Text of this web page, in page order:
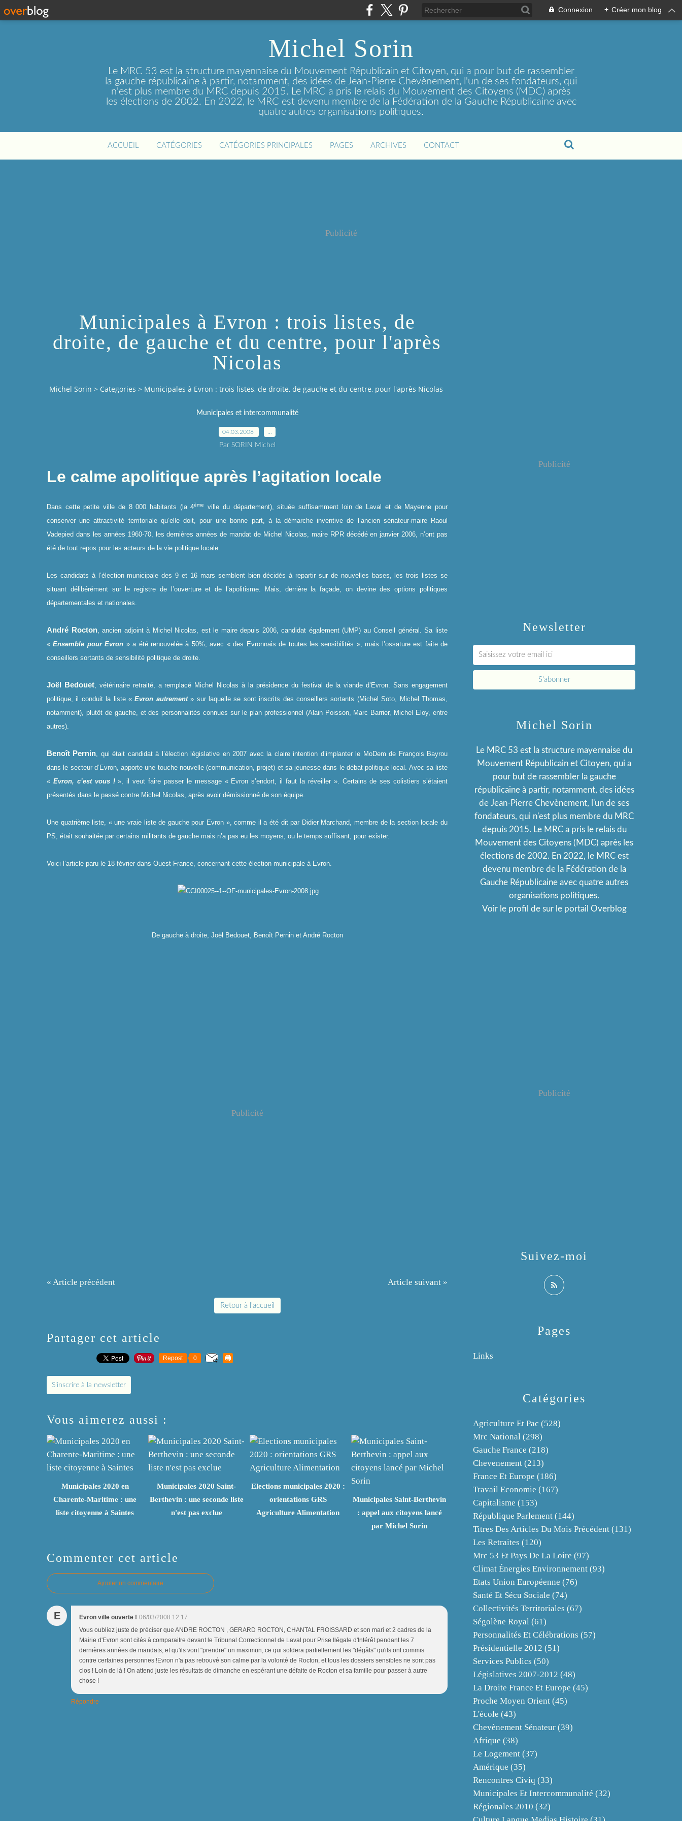
Connexion + Créer mon blog
Michel Sorin
Le MRC 53 est la structure mayennaise du Mouvement Républicain et Citoyen, qui a pour but de rassembler
la gauche républicaine à partir, notamment, des idées de Jean-Pierre Chevènement, l'un de ses fondateurs, qui
n'est plus membre du MRC depuis 2015. Le MRC a pris le relais du Mouvement des Citoyens (MDC) après
les élections de 2002. En 2022, le MRC est devenu membre de la Fédération de la Gauche Républicaine avec
quatre autres organisations politiques.
ACCUEIL CATÉGORIES CATÉGORIES PRINCIPALES PAGES ARCHIVES CONTACT
Publicité
Municipales à Evron : trois listes, de
droite, de gauche et du centre, pour l'après
Nicolas
Michel Sorin > Categories > Municipales à Evron : trois listes, de droite, de gauche et du centre, pour l'après Nicolas
Municipales et intercommunalité
04.03.2008
Par SORIN Michel
Le calme apolitique après l’agitation locale
Dans cette petite ville de 8 000 habitants (la 4ème
ville du département), située suffisamment loin de Laval et de Mayenne pour
conserver une attractivité territoriale qu’elle doit, pour une bonne part, à la démarche inventive de l’ancien sénateur-maire Raoul
Vadepied dans les années 1960-70, les dernières années de mandat de Michel Nicolas, maire RPR décédé en janvier 2006, n’ont pas
été de tout repos pour les acteurs de la vie politique locale.
Les candidats à l’élection municipale des 9 et 16 mars semblent bien décidés à repartir sur de nouvelles bases, les trois listes se
situant délibérément sur le registre de l’ouverture et de l’apolitisme. Mais, derrière la façade, on devine des options politiques
départementales et nationales.
André Rocton, ancien adjoint à Michel Nicolas, est le maire depuis 2006, candidat également (UMP) au Conseil général. Sa liste
«Ensemble pour Evron » a été renouvelée à 50%, avec « des Evronnais de toutes les sensibilités », mais l’ossature est faite de
conseillers sortants de sensibilité politique de droite.
Joël Bedouet, vétérinaire retraité, a remplacé Michel Nicolas à la présidence du festival de la viande d’Evron. Sans engagement
politique, il conduit la liste «Evron autrement» sur laquelle se sont inscrits des conseillers sortants (Michel Soto, Michel Thomas,
notamment), plutôt de gauche, et des personnalités connues sur le plan professionnel (Alain Poisson, Marc Barrier, Michel Eloy, entre
autres).
Benoît Pernin , qui était candidat à l’élection législative en 2007 avec la claire intention d’implanter le MoDem de François Bayrou
dans le secteur d’Evron, apporte une touche nouvelle (communication, projet) et sa jeunesse dans le débat politique local. Avec sa liste
« Evron, c’est vous !», il veut faire passer le message « Evron s’endort, il faut la réveiller ». Certains de ses colistiers s’étaient
présentés dans le passé contre Michel Nicolas, après avoir démissionné de son équipe.
Une quatrième liste, « une vraie liste de gauche pour Evron », comme il a été dit par Didier Marchand, membre de la section locale du
PS, était souhaitée par certains militants de gauche mais n’a pas eu les moyens, ou le temps suffisant, pour exister.
Voici l’article paru le 18 février dans Ouest-France, concernant cette élection municipale à Evron.
De gauche à droite, Joël Bedouet, Benoît Pernin et André Rocton
Publicité
« Article précédent Article suivant »
Retour à l'accueil
Partager cet article
Repost 0
S'inscrire à la newsletter
Vous aimerez aussi :
Municipales 2020 en
Charente-Maritime : une
liste citoyenne à Saintes
Municipales 2020 Saint-
Berthevin : une seconde liste
n'est pas exclue
Elections municipales 2020 :
orientations GRS
Agriculture Alimentation
Municipales Saint-Berthevin
: appel aux citoyens lancé
par Michel Sorin
Commenter cet article
Ajouter un commentaire
E Evron ville ouverte ! 06/03/2008 12:17
Vous oubliez juste de préciser que ANDRE ROCTON , GERARD ROCTON, CHANTAL FROISSARD et son mari et 2 cadres de la
Mairie d'Evron sont cités à comparaitre devant le Tribunal Correctionnel de Laval pour Prise Ilégale d'Intérêt pendant les 7
dernières années de mandats, et qu'ils vont "prendre" un maximun, ce qui soldera partiellement les "dégâts" qu'ils ont commis
contre certaines personnes !Evron n'a pas retrouvé son calme par la volonté de Rocton, et tous les dossiers sensibles ne sont pas
clos ! Loin de là ! On attend juste les résultats de dimanche en espérant une défaite de Rocton et sa famille pour passer à autre
chose !
Répondre
Newsletter
Publicité
Catégories
Agriculture Et Pac (528)
Mrc National (298)
Gauche France (218)
Chevenement (213)
France Et Europe (186)
Travail Economie (167)
Capitalisme (153)
République Parlement (144)
Titres Des Articles Du Mois Précédent (131)
Les Retraites (120)
Mrc 53 Et Pays De La Loire (97)
Climat Énergies Environnement (93)
Etats Union Européenne (76)
Santé Et Sécu Sociale (74)
Collectivités Territoriales (67)
Ségolène Royal (61)
Personnalités Et Célébrations (57)
Présidentielle 2012 (51)
Services Publics (50)
Législatives 2007-2012 (48)
La Droite France Et Europe (45)
Proche Moyen Orient (45)
L'école (43)
Chevènement Sénateur (39)
Afrique (38)
Le Logement (37)
Amérique (35)
Rencontres Civiq (33)
Municipales Et Intercommunalité (32)
Régionales 2010 (32)
Pages
Links
Michel Sorin
Le MRC 53 est la structure mayennaise du
Mouvement Républicain et Citoyen, qui a
pour but de rassembler la gauche
républicaine à partir, notamment, des idées
de Jean-Pierre Chevènement, l'un de ses
fondateurs, qui n'est plus membre du MRC
depuis 2015. Le MRC a pris le relais du
Mouvement des Citoyens (MDC) après les
élections de 2002. En 2022, le MRC est
devenu membre de la Fédération de la
Gauche Républicaine avec quatre autres
organisations politiques.
Voir le profil de sur le portail Overblog
Suivez-moi
Publicité